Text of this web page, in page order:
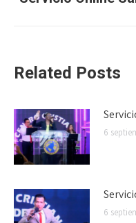
Related Posts
6
6